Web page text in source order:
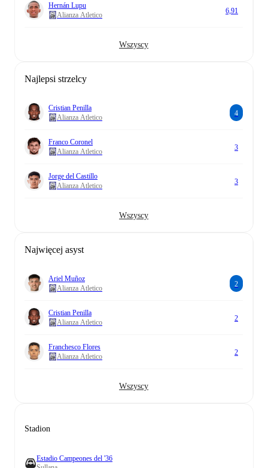
Hernán Lupu
Alianza Atletico
6,91
Wszyscy
Najlepsi strzelcy
Cristian Penilla
Alianza Atletico
4
Franco Coronel
Alianza Atletico
3
Jorge del Castillo
Alianza Atletico
3
Wszyscy
Najwięcej asyst
Ariel Muñoz
Alianza Atletico
2
Cristian Penilla
Alianza Atletico
2
Franchesco Flores
Alianza Atletico
2
Wszyscy
Stadion
Estadio Campeones del '36